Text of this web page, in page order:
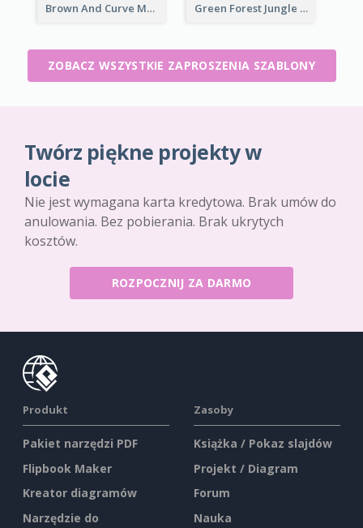
Brown And Curve My Birthday Celebration Invitation Green Forest Jungle Explorer Invitation
ZOBACZ WSZYSTKIE ZAPROSZENIA SZABLONY
Twórz piękne projekty w
locie
Nie jest wymagana karta kredytowa. Brak umów do
anulowania. Bez pobierania. Brak ukrytych
kosztów.
ROZPOCZNIJ ZA DARMO
Produkt
Pakiet narzędzi PDF
Flipbook Maker
Kreator diagramów
Narzędzie do
Zasoby
Książka / Pokaz slajdów
Projekt / Diagram
Forum
Nauka